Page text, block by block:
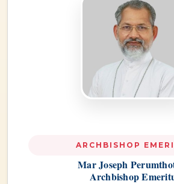
ARCHBISHOP
Mar Joseph
Archbishop